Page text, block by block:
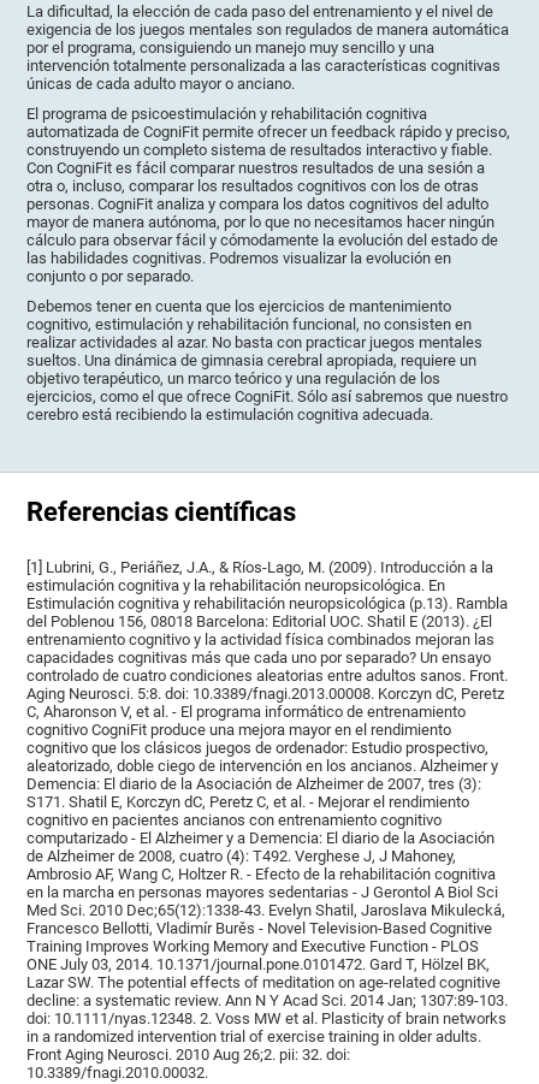
La dificultad, la elección de cada paso del entrenamiento y el nivel de
exigencia de los juegos mentales son regulados de manera automática
por el programa, consiguiendo un manejo muy sencillo y una
intervención totalmente personalizada a las características cognitivas
únicas de cada adulto mayor o anciano.
El programa de psicoestimulación y rehabilitación cognitiva
automatizada de CogniFit permite ofrecer un feedback rápido y preciso,
construyendo un completo sistema de resultados interactivo y fiable.
Con CogniFit es fácil comparar nuestros resultados de una sesión a
otra o, incluso, comparar los resultados cognitivos con los de otras
personas. CogniFit analiza y compara los datos cognitivos del adulto
mayor de manera autónoma, por lo que no necesitamos hacer ningún
cálculo para observar fácil y cómodamente la evolución del estado de
las habilidades cognitivas. Podremos visualizar la evolución en
conjunto o por separado.
Debemos tener en cuenta que los ejercicios de mantenimiento
cognitivo, estimulación y rehabilitación funcional, no consisten en
realizar actividades al azar. No basta con practicar juegos mentales
sueltos. Una dinámica de gimnasia cerebral apropiada, requiere un
objetivo terapéutico, un marco teórico y una regulación de los
ejercicios, como el que ofrece CogniFit. Sólo así sabremos que nuestro
cerebro está recibiendo la estimulación cognitiva adecuada.
Referencias científicas
[1] Lubrini, G., Periáñez, J.A., & Ríos-Lago, M. (2009). Introducción a la
estimulación cognitiva y la rehabilitación neuropsicológica. En
Estimulación cognitiva y rehabilitación neuropsicológica (p.13). Rambla
del Poblenou 156, 08018 Barcelona: Editorial UOC. Shatil E (2013). ¿El
entrenamiento cognitivo y la actividad física combinados mejoran las
capacidades cognitivas más que cada uno por separado? Un ensayo
controlado de cuatro condiciones aleatorias entre adultos sanos. Front.
Aging Neurosci. 5:8. doi: 10.3389/fnagi.2013.00008. Korczyn dC, Peretz
C, Aharonson V, et al. - El programa informático de entrenamiento
cognitivo CogniFit produce una mejora mayor en el rendimiento
cognitivo que los clásicos juegos de ordenador: Estudio prospectivo,
aleatorizado, doble ciego de intervención en los ancianos. Alzheimer y
Demencia: El diario de la Asociación de Alzheimer de 2007, tres (3):
S171. Shatil E, Korczyn dC, Peretz C, et al. - Mejorar el rendimiento
cognitivo en pacientes ancianos con entrenamiento cognitivo
computarizado - El Alzheimer y a Demencia: El diario de la Asociación
de Alzheimer de 2008, cuatro (4): T492. Verghese J, J Mahoney,
Ambrosio AF, Wang C, Holtzer R. - Efecto de la rehabilitación cognitiva
en la marcha en personas mayores sedentarias - J Gerontol A Biol Sci
Med Sci. 2010 Dec;65(12):1338-43. Evelyn Shatil, Jaroslava Mikulecká,
Francesco Bellotti, Vladimír Burěs - Novel Television-Based Cognitive
Training Improves Working Memory and Executive Function - PLOS
ONE July 03, 2014. 10.1371/journal.pone.0101472. Gard T, Hölzel BK,
Lazar SW. The potential effects of meditation on age-related cognitive
decline: a systematic review. Ann N Y Acad Sci. 2014 Jan; 1307:89-103.
doi: 10.1111/nyas.12348. 2. Voss MW et al. Plasticity of brain networks
in a randomized intervention trial of exercise training in older adults.
Front Aging Neurosci. 2010 Aug 26;2. pii: 32. doi:
10.3389/fnagi.2010.00032.